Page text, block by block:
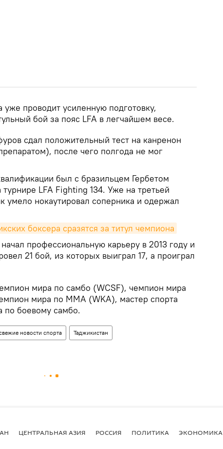
​​проводит усиленную подготовку,
бой за пояс LFA в легчайшем весе.
сдал положительный тест на канренон
после чего полгода не мог
был с бразильцем Гербетом
LFA Fighting 134. Уже на третьей
умело нокаутировал соперника и одержал
боксера сразятся за титул чемпиона
профессиональную карьеру в 2013 году и
21 бой, из которых выиграл 17, а проиграл
мира по самбо (WCSF), чемпион мира
мира по ММА (WKA), мастер спорта
по боевому самбо.
новости спорта Таджикистан
ЦЕНТРАЛЬНАЯ АЗИЯ РОССИЯ ПОЛИТИКА ЭКОНОМИКА